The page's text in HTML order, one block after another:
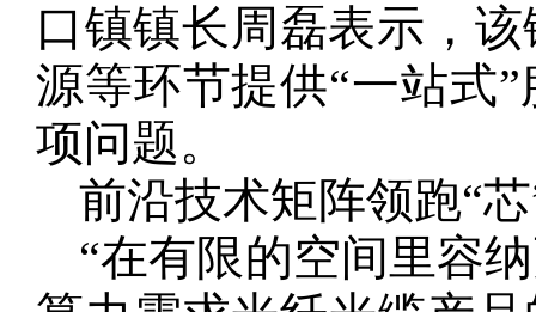
口镇镇长周磊表示，
源等环节提供“一站式
项问题。
前沿技术矩阵领跑“
“在有限的空间里容